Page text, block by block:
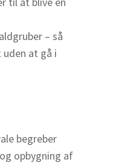
– så
at gå i
begreber
opbygning af